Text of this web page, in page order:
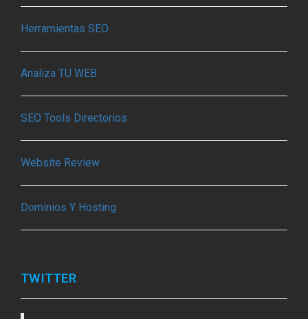
Herramientas SEO
Analiza TU WEB
SEO Tools Directorios
Website Review
Dominios Y Hosting
TWITTER